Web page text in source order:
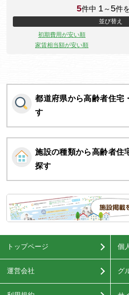
5件中 1 ～5件
並び替え
初期費用が安い順
家賃相当額が安い順
都道府県から高齢者住宅
す
施設の種類から高齢者住
探す
トップページ 個
運営会社 グ